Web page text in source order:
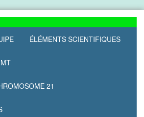
ÉLÉMENTS SCIENTIFIQUES
21